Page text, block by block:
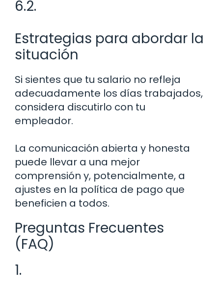
6.2.
Estrategias para abordar la
situación
Si sientes que tu salario no refleja
adecuadamente los días trabajados,
considera discutirlo con tu
empleador.
La comunicación abierta y honesta
puede llevar a una mejor
comprensión y, potencialmente, a
ajustes en la política de pago que
beneficien a todos.
Preguntas Frecuentes
(FAQ)
1.